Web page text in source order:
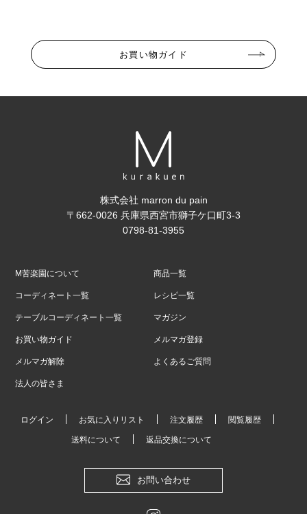
お買い物ガイド
株式会社 marron du pain
〒662-0026 兵庫県西宮市獅子ケ口町3-3
0798-81-3955
M苦楽園について 商品一覧
コーディネート一覧 レシピ一覧
テーブルコーディネート一覧 マガジン
お買い物ガイド メルマガ登録
メルマガ解除 よくあるご質問
法人の皆さま
ログイン お気に入りリスト 注文履歴 閲覧履歴
送料について 返品交換について
お問い合わせ